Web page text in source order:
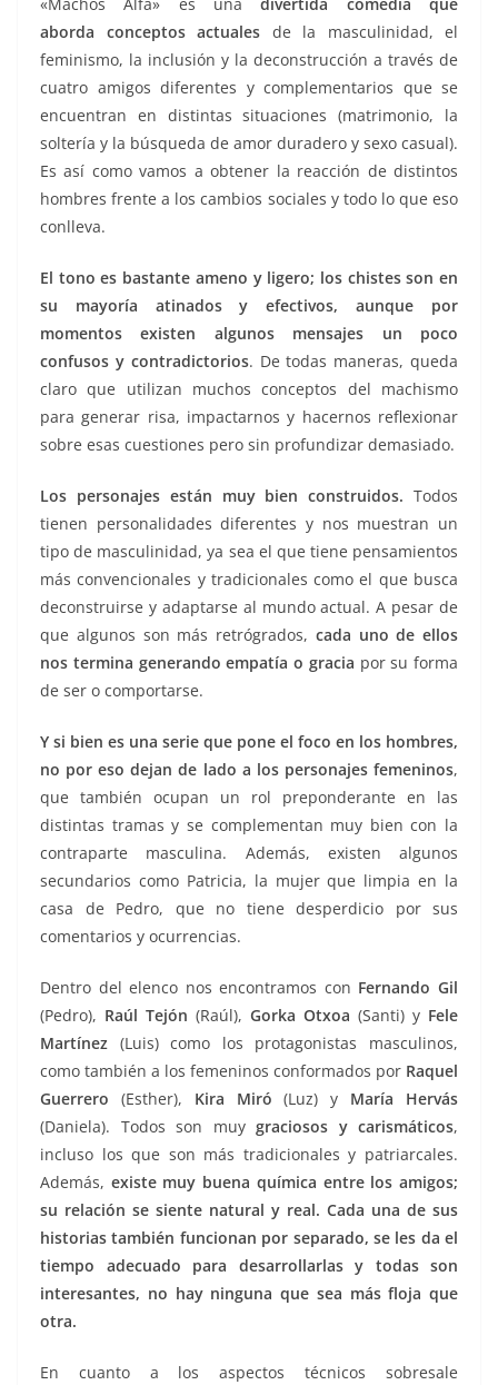
aborda conceptos actuales de la masculinidad, el
feminismo, la inclusión y la deconstrucción a través de
cuatro amigos diferentes y complementarios que se
encuentran en distintas situaciones (matrimonio, la
soltería y la búsqueda de amor duradero y sexo casual).
Es así como vamos a obtener la reacción de distintos
hombres frente a los cambios sociales y todo lo que eso
conlleva.
El tono es bastante ameno y ligero; los chistes son en
su mayoría atinados y efectivos, aunque por
momentos existen algunos mensajes un poco
confusos y contradictorios. De todas maneras, queda
claro que utilizan muchos conceptos del machismo
para generar risa, impactarnos y hacernos reflexionar
sobre esas cuestiones pero sin profundizar demasiado.
Los personajes están muy bien construidos. Todos
tienen personalidades diferentes y nos muestran un
tipo de masculinidad, ya sea el que tiene pensamientos
más convencionales y tradicionales como el que busca
deconstruirse y adaptarse al mundo actual. A pesar de
que algunos son más retrógrados, cada uno de ellos
nos termina generando empatía o gracia por su forma
de ser o comportarse.
Y si bien es una serie que pone el foco en los hombres,
no por eso dejan de lado a los personajes femeninos,
que también ocupan un rol preponderante en las
distintas tramas y se complementan muy bien con la
contraparte masculina. Además, existen algunos
secundarios como Patricia, la mujer que limpia en la
casa de Pedro, que no tiene desperdicio por sus
comentarios y ocurrencias.
Dentro del elenco nos encontramos con Fernando Gil
(Pedro), Raúl Tejón (Raúl), Gorka Otxoa (Santi) y Fele
Martínez (Luis) como los protagonistas masculinos,
como también a los femeninos conformados por Raquel
Guerrero (Esther), Kira Miró (Luz) y María Hervás
(Daniela). Todos son muy graciosos y carismáticos,
incluso los que son más tradicionales y patriarcales.
Además, existe muy buena química entre los amigos;
su relación se siente natural y real. Cada una de sus
historias también funcionan por separado, se les da el
tiempo adecuado para desarrollarlas y todas son
interesantes, no hay ninguna que sea más floja que
otra.
En cuanto a los aspectos técnicos sobresale